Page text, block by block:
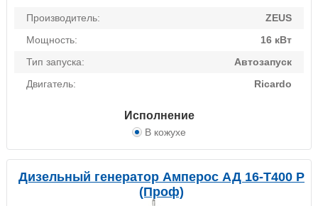
Производитель:
ZEUS
Мощность:
16 кВт
Тип запуска:
Автозапуск
Двигатель:
Ricardo
Исполнение
В кожухе
Дизельный генератор Амперос АД 16-Т400 P
(Проф)